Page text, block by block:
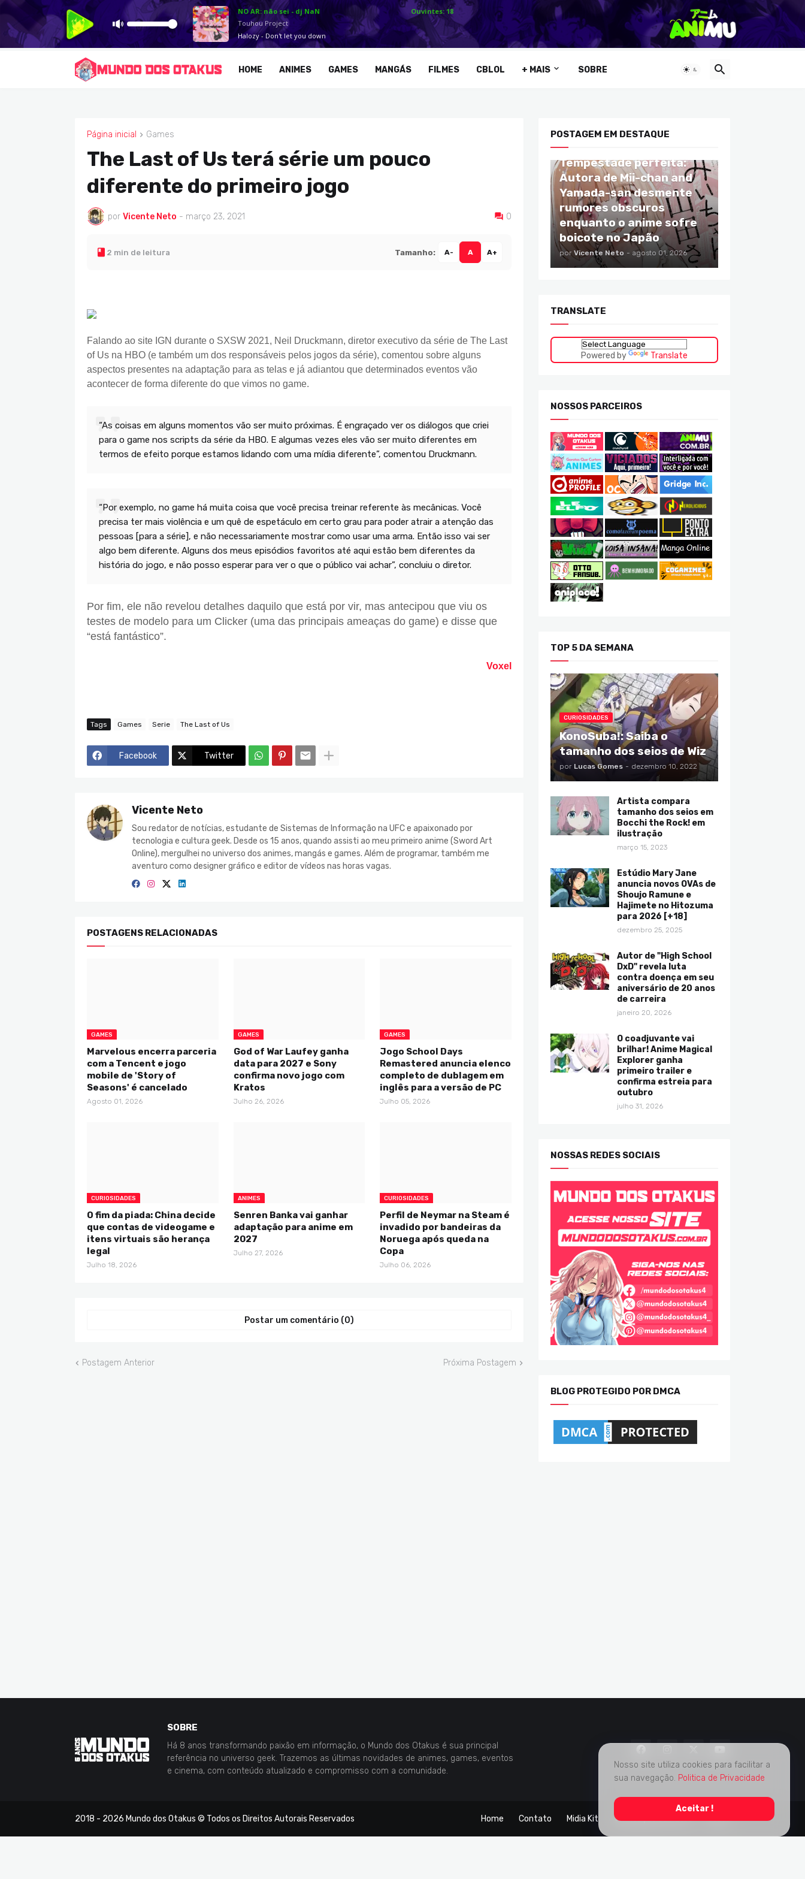
HOME ANIMES GAMES MANGÁS FILMES CBLOL + MAIS SOBRE
Página inicial Games
GAMES
The Last of Us terá série um pouco
diferente do primeiro jogo
por Vicente Neto - março 23, 2021 0
2 min de leitura Tamanho: A- A A+
Falando ao site IGN durante o SXSW 2021, Neil Druckmann, diretor executivo da série de The Last
of Us na HBO (e também um dos responsáveis pelos jogos da série), comentou sobre alguns
aspectos presentes na adaptação para as telas e já adiantou que determinados eventos vão
acontecer de forma diferente do que vimos no game.
“As coisas em alguns momentos vão ser muito próximas. É engraçado ver os diálogos que criei
para o game nos scripts da série da HBO. E algumas vezes eles vão ser muito diferentes em
termos de efeito porque estamos lidando com uma mídia diferente”, comentou Druckmann.
“Por exemplo, no game há muita coisa que você precisa treinar referente às mecânicas. Você
precisa ter mais violência e um quê de espetáculo em certo grau para poder atrair a atenção das
pessoas [para a série], e não necessariamente mostrar como usar uma arma. Então isso vai ser
algo bem diferente. Alguns dos meus episódios favoritos até aqui estão bem diferentes da
história do jogo, e não posso esperar para ver o que o público vai achar”, concluiu o diretor.
Por fim, ele não revelou detalhes daquilo que está por vir, mas antecipou que viu os
testes de modelo para um Clicker (uma das principais ameaças do game) e disse que
“está fantástico”.
Voxel
Tags Games Serie The Last of Us
Facebook Twitter
Vicente Neto
Sou redator de notícias, estudante de Sistemas de Informação na UFC e apaixonado por
tecnologia e cultura geek. Desde os 15 anos, quando assisti ao meu primeiro anime (Sword Art
Online), mergulhei no universo dos animes, mangás e games. Além de programar, também me
aventuro como designer gráfico e editor de vídeos nas horas vagas.
POSTAGENS RELACIONADAS
GAMES
Marvelous encerra parceria
com a Tencent e jogo
mobile de 'Story of
Seasons' é cancelado
Agosto 01, 2026
GAMES
God of War Laufey ganha
data para 2027 e Sony
confirma novo jogo com
Kratos
Julho 26, 2026
GAMES
Jogo School Days
Remastered anuncia elenco
completo de dublagem em
inglês para a versão de PC
Julho 05, 2026
CURIOSIDADES
O fim da piada: China decide
que contas de videogame e
itens virtuais são herança
legal
Julho 18, 2026
ANIMES
Senren Banka vai ganhar
adaptação para anime em
2027
Julho 27, 2026
CURIOSIDADES
Perfil de Neymar na Steam é
invadido por bandeiras da
Noruega após queda na
Copa
Julho 06, 2026
Postar um comentário (0)
Postagem Anterior Próxima Postagem
POSTAGEM EM DESTAQUE
Tempestade perfeita:
Autora de Mii-chan and
Yamada-san desmente
rumores obscuros
enquanto o anime sofre
boicote no Japão
por Vicente Neto - agosto 01, 2026
TRANSLATE
Powered by Translate
NOSSOS PARCEIROS
TOP 5 DA SEMANA
CURIOSIDADES
KonoSuba!: Saiba o
tamanho dos seios de Wiz
por Lucas Gomes - dezembro 10, 2022
Artista compara
tamanho dos seios em
Bocchi the Rock! em
ilustração
março 15, 2023
Estúdio Mary Jane
anuncia novos OVAs de
Shoujo Ramune e
Hajimete no Hitozuma
para 2026 [+18]
dezembro 25, 2025
Autor de "High School
DxD" revela luta
contra doença em seu
aniversário de 20 anos
de carreira
janeiro 20, 2026
O coadjuvante vai
brilhar! Anime Magical
Explorer ganha
primeiro trailer e
confirma estreia para
outubro
julho 31, 2026
NOSSAS REDES SOCIAIS
BLOG PROTEGIDO POR DMCA
SOBRE
Há 8 anos transformando paixão em informação, o Mundo dos Otakus é sua principal
referência no universo geek. Trazemos as últimas novidades de animes, games, eventos
e cinema, com conteúdo atualizado e compromisso com a comunidade.
2018 - 2026 Mundo dos Otakus © Todos os Direitos Autorais Reservados Home Contato Midia Kit Verificação de Fatos Sobre
Nosso site utiliza cookies para facilitar a
sua navegação. Politica de Privacidade
Aceitar !